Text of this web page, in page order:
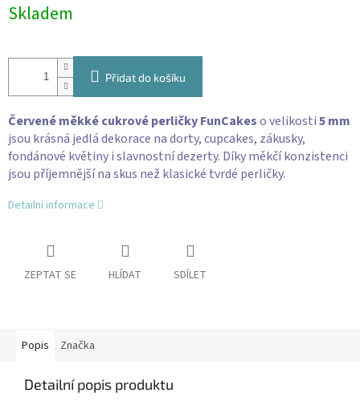
Skladem
Přidat do košíku
Červené měkké cukrové perličky FunCakeso velikosti5 mm
jsou krásná jedlá dekorace na dorty, cupcakes, zákusky,
fondánové květiny i slavnostní dezerty. Díky měkčí konzistenci
jsou příjemnější na skus než klasické tvrdé perličky.
Detailní informace
ZEPTAT SE HLÍDAT SDÍLET
Popis Značka
Detailní popis produktu